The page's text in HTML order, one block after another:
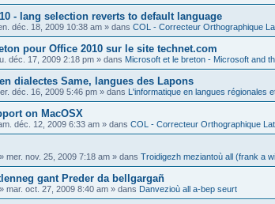
- lang selection reverts to default language
déc. 18, 2009 10:38 am » dans COL - Correcteur Orthographique
pour Office 2010 sur le site technet.com
déc. 17, 2009 2:18 pm » dans Microsoft et le breton - Microsoft and
dialectes Same, langues des Lapons
déc. 16, 2009 5:46 pm » dans L'informatique en langues régionales
on MacOSX
déc. 12, 2009 6:33 am » dans COL - Correcteur Orthographique
» mer. nov. 25, 2009 7:18 am » dans Troidigezh meziantoù all (frank a
gant Preder da bellgargañ
» mar. oct. 27, 2009 8:40 am » dans Danvezioù all a-bep seurt